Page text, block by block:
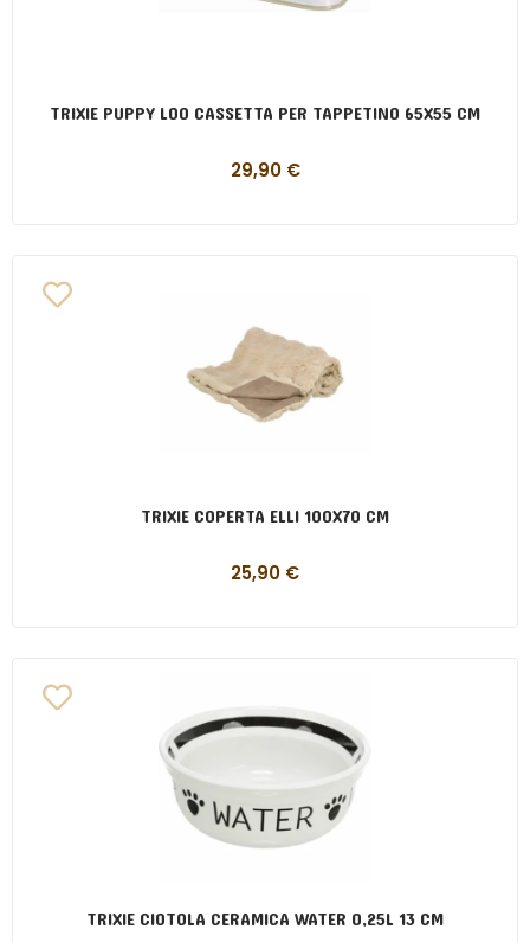
TRIXIE PUPPY LOO CASSETTA PER TAPPETINO 65X55 CM
29,90 €
TRIXIE COPERTA ELLI 100X70 CM
25,90 €
TRIXIE CIOTOLA CERAMICA WATER 0,25L 13 CM